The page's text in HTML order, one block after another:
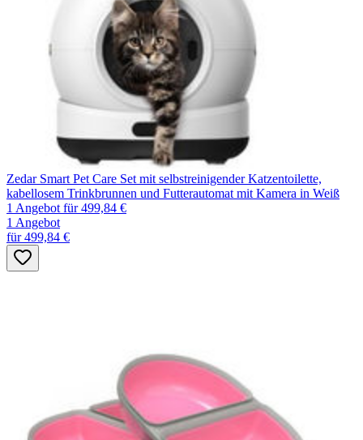
Zedar Smart Pet Care Set mit selbstreinigender Katzentoilette,
kabellosem Trinkbrunnen und Futterautomat mit Kamera in Weiß
1 Angebot für 499,84 €
1 Angebot
für 499,84 €